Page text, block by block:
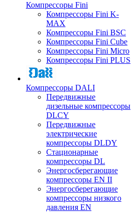
Компрессоры Fini
Компрессоры Fini K-
MAX
Компрессоры Fini BSC
Компрессоры Fini Cube
Компрессоры Fini Micro
Компрессоры Fini PLUS
Компрессоры DALI
Передвижные
дизельные компрессоры
DLCY
Передвижные
электрические
компрессоры DLDY
Стационарные
компрессоры DL
Энергосберегающие
компрессоры EN II
Энергосберегающие
компрессоры низкого
давления EN